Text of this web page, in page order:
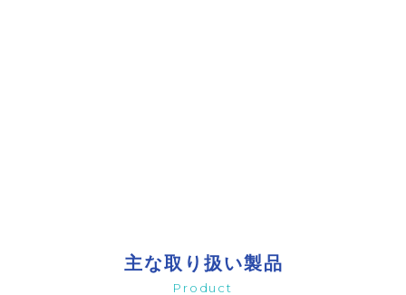
主な取り扱い製品
Product